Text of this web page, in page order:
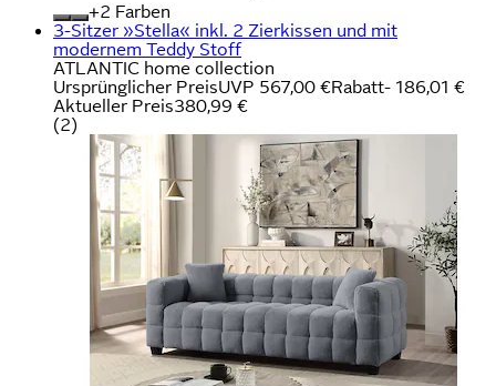
+
Farben
3-Sitzer »Stella« inkl. 2 Zierkissen und mit
modernem Teddy Stoff
ATLANTIC home collection
Ursprünglicher PreisUVP 567,00 €Rabatt- 186,01 €
Aktueller Preis380,99 €
(2)